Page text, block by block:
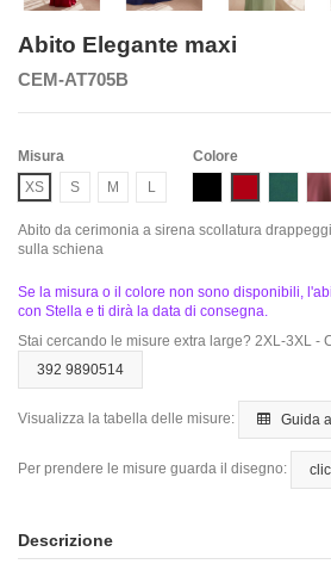
Abito Elegante maxi
CEM-AT705B
Misura
XS
S M L
Colore
Emerald
Abito da cerimonia a sirena scollatura
sulla schiena
Se la misura o il colore non sono disponibili,
con Stella e ti dirà la data di consegna.
Stai cercando le misure extra large? 2XL-3XL -
392 9890514
Visualizza la tabella delle misure: Guida
Per prendere le misure guarda il disegno:
Descrizione